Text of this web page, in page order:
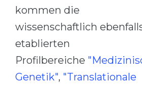
100%
Our students
Armenia
Belarus
Other Country
BOOK A CONSULTATION
kommen die
wissenschaftlich
etablierten
Profilbereiche
Genetik", "Translationale